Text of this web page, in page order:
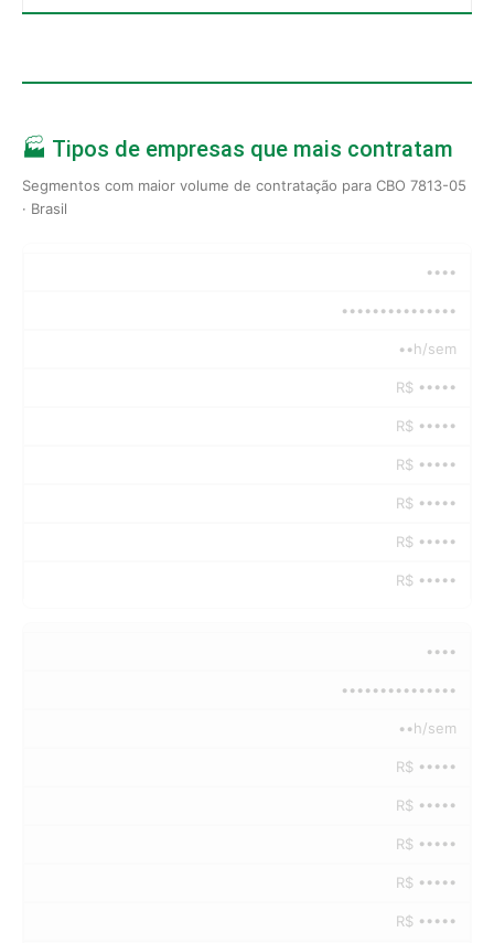
🏭 Tipos de empresas que mais contratam
Segmentos com maior volume de contratação para CBO 7813-05
· Brasil
••••
•••••••••••••••
••h/sem
R$ •••••
R$ •••••
R$ •••••
R$ •••••
R$ •••••
R$ •••••
••••
•••••••••••••••
••h/sem
R$ •••••
R$ •••••
R$ •••••
R$ •••••
R$ •••••